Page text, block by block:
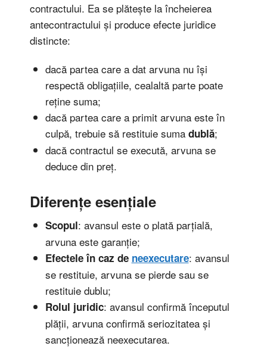
contractului. Ea se plătește la încheierea
antecontractului și produce efecte juridice
distincte:
dacă partea care a dat arvuna nu își
respectă obligațiile, cealaltă parte poate
reține suma;
dacă partea care a primit arvuna este în
culpă, trebuie să restituie suma dublă;
dacă contractul se execută, arvuna se
deduce din preț.
Diferențe esențiale
Scopul: avansul este o plată parțială,
arvuna este garanție;
Efectele în caz de neexecutare: avansul
se restituie, arvuna se pierde sau se
restituie dublu;
Rolul juridic: avansul confirmă începutul
plății, arvuna confirmă seriozitatea și
sancționează neexecutarea.